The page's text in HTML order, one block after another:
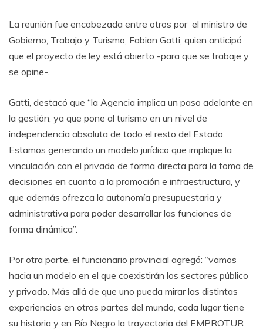
La reunión fue encabezada entre otros por el ministro de
Gobierno, Trabajo y Turismo, Fabian Gatti, quien anticipó
que el proyecto de ley está abierto -para que se trabaje y
se opine-.
Gatti, destacó que “la Agencia implica un paso adelante en
la gestión, ya que pone al turismo en un nivel de
independencia absoluta de todo el resto del Estado.
Estamos generando un modelo jurídico que implique la
vinculación con el privado de forma directa para la toma de
decisiones en cuanto a la promoción e infraestructura, y
que además ofrezca la autonomía presupuestaria y
administrativa para poder desarrollar las funciones de
forma dinámica”.
Por otra parte, el funcionario provincial agregó: “vamos
hacia un modelo en el que coexistirán los sectores público
y privado. Más allá de que uno pueda mirar las distintas
experiencias en otras partes del mundo, cada lugar tiene
su historia y en Río Negro la trayectoria del EMPROTUR